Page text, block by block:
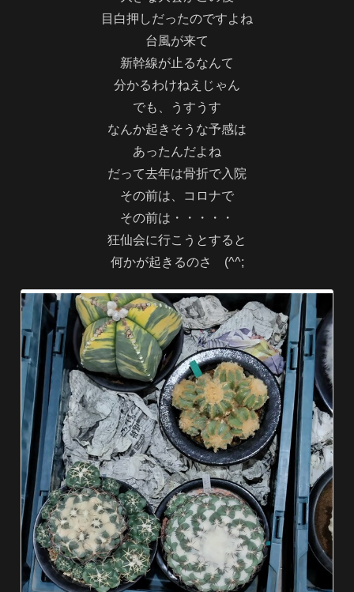
目白押しだったのですよね
台風が来て
新幹線が止るなんて
分かるわけねえじゃん
でも、うすうす
なんか起きそうな予感は
あったんだよね
だって去年は骨折で入院
その前は、コロナで
その前は・・・・・
狂仙会に行こうとすると
何かが起きるのさ (^^;